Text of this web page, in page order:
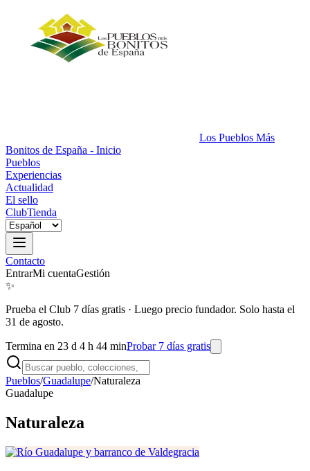
Los Pueblos Más
Bonitos de España - Inicio
Pueblos
Experiencias
Actualidad
El sello
ClubTienda
Contacto
EntrarMi cuentaGestión
✨
Prueba el Club 7 días gratis · Luego precio fundador. Solo hasta el
31 de agosto.
Termina en 23 d 4 h 44 minProbar 7 días gratis
Pueblos/Guadalupe/Naturaleza
Guadalupe
Naturaleza